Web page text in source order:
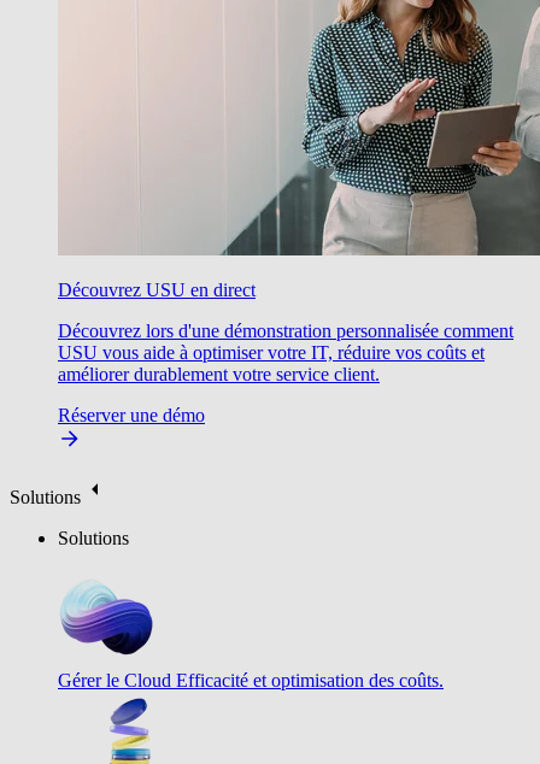
Découvrez USU en direct
Découvrez lors d'une démonstration personnalisée comment
USU vous aide à optimiser votre IT, réduire vos coûts et
améliorer durablement votre service client.
Réserver une démo
Solutions
Solutions
Gérer le Cloud Efficacité et optimisation des coûts.